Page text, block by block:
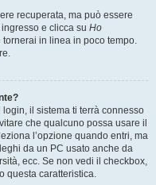
recuperata, ma può essere
e clicca su Ho
tornerai in linea in poco tempo.
il sistema ti terrà connesso
che qualcuno possa usare il
l’opzione quando entri, ma
da un PC usato anche da
ecc. Se non vedi il checkbox,
questa caratteristica.